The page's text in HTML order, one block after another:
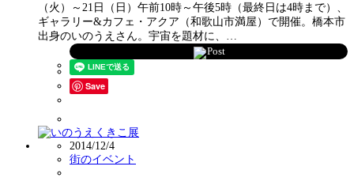
（火）～21日（日）午前10時～午後5時（最終日は4時まで）、
ギャラリー&カフェ・アクア（和歌山市満屋）で開催。橋本市
出身のいのうえさん。宇宙を題材に、…
Post
Save
2014/12/4
街のイベント